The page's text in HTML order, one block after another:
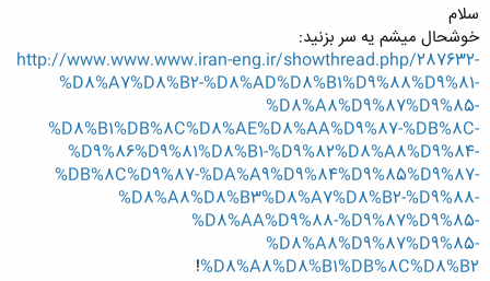
سلام
خوشحال میشم یه سر بزنید:
http://www.www.www.iran-eng.ir/showthread.php/287632-
%D8%A7%D8%B2-%D8%AD%D8%B1%D9%88%D9%81-
%D8%A8%D9%87%D9%85-
%D8%B1%DB%8C%D8%AE%D8%AA%D9%87-%DB%8C-
%D9%86%D9%81%D8%B1-%D9%82%D8%A8%D9%84-
%DB%8C%D9%87-%DA%A9%D9%84%D9%85%D9%87-
%D8%A8%D8%B3%D8%A7%D8%B2-%D9%88-
%D8%AA%D9%88-%D9%87%D9%85-
%D8%A8%D9%87%D9%85-
%D8%A8%D8%B1%DB%8C%D8%B2
!